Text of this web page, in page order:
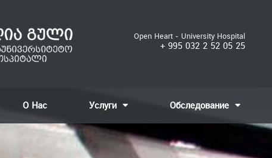
Open Heart - University Hospital
+ 995 032 2 52 05 25
О Нас Услуги Обследование